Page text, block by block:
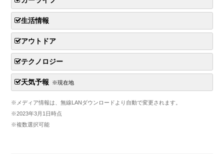
生活情報
アウトドア
テクノロジー
天気予報 ※現在地
※メディア情報は、無線LANダウンロードより自動で変更されます。
※2023年3月1日時点
※複数選択可能